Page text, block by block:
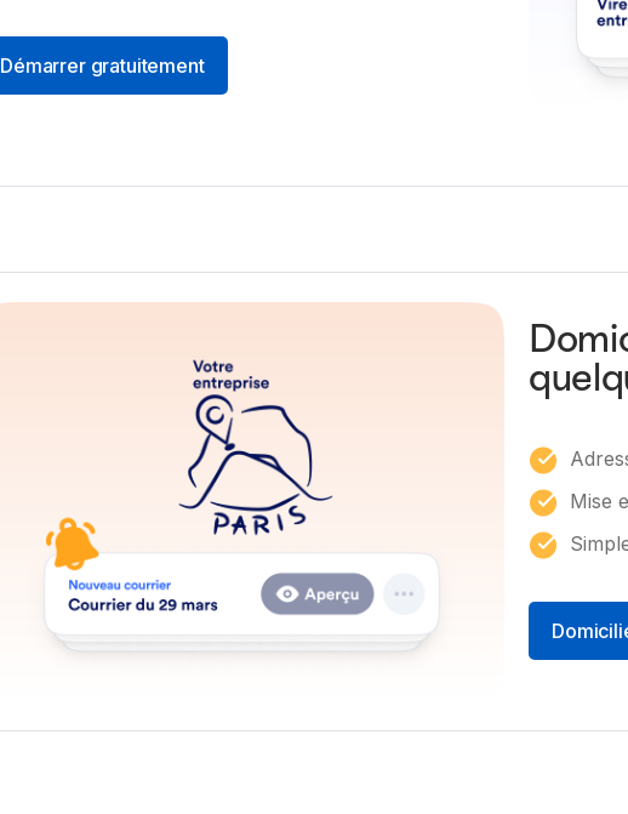
Démarrer gratuitement
Mise